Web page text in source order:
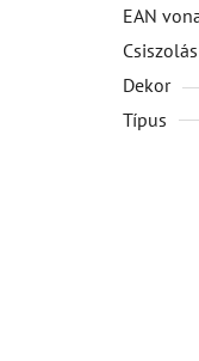
EAN
Csiszolás
Dekor
Típus